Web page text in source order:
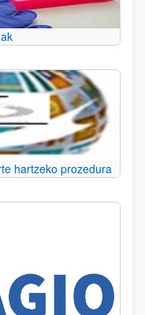
hartzeko prozedura